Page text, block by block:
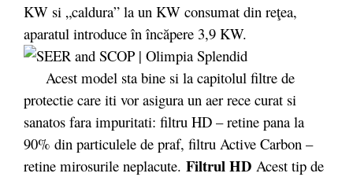
KW si „caldura” la un KW consumat din reţea,
aparatul introduce în încăpere 3,9 KW.
Acest model sta bine si la capitolul filtre de
protectie care iti vor asigura un aer rece curat si
sanatos fara impuritati: filtru HD – retine pana la
90% din particulele de praf, filtru Active Carbon –
retine mirosurile neplacute. Filtrul HD Acest tip de